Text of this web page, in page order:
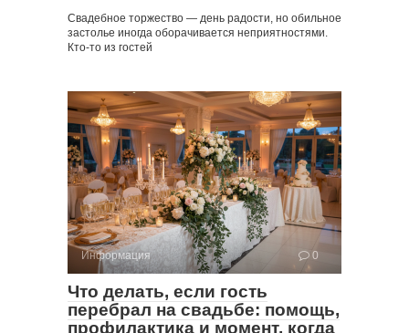
Свадебное торжество — день радости, но обильное
застолье иногда оборачивается неприятностями.
Кто-то из гостей
Информация 0
Что делать, если гость
перебрал на свадьбе: помощь,
профилактика и момент, когда